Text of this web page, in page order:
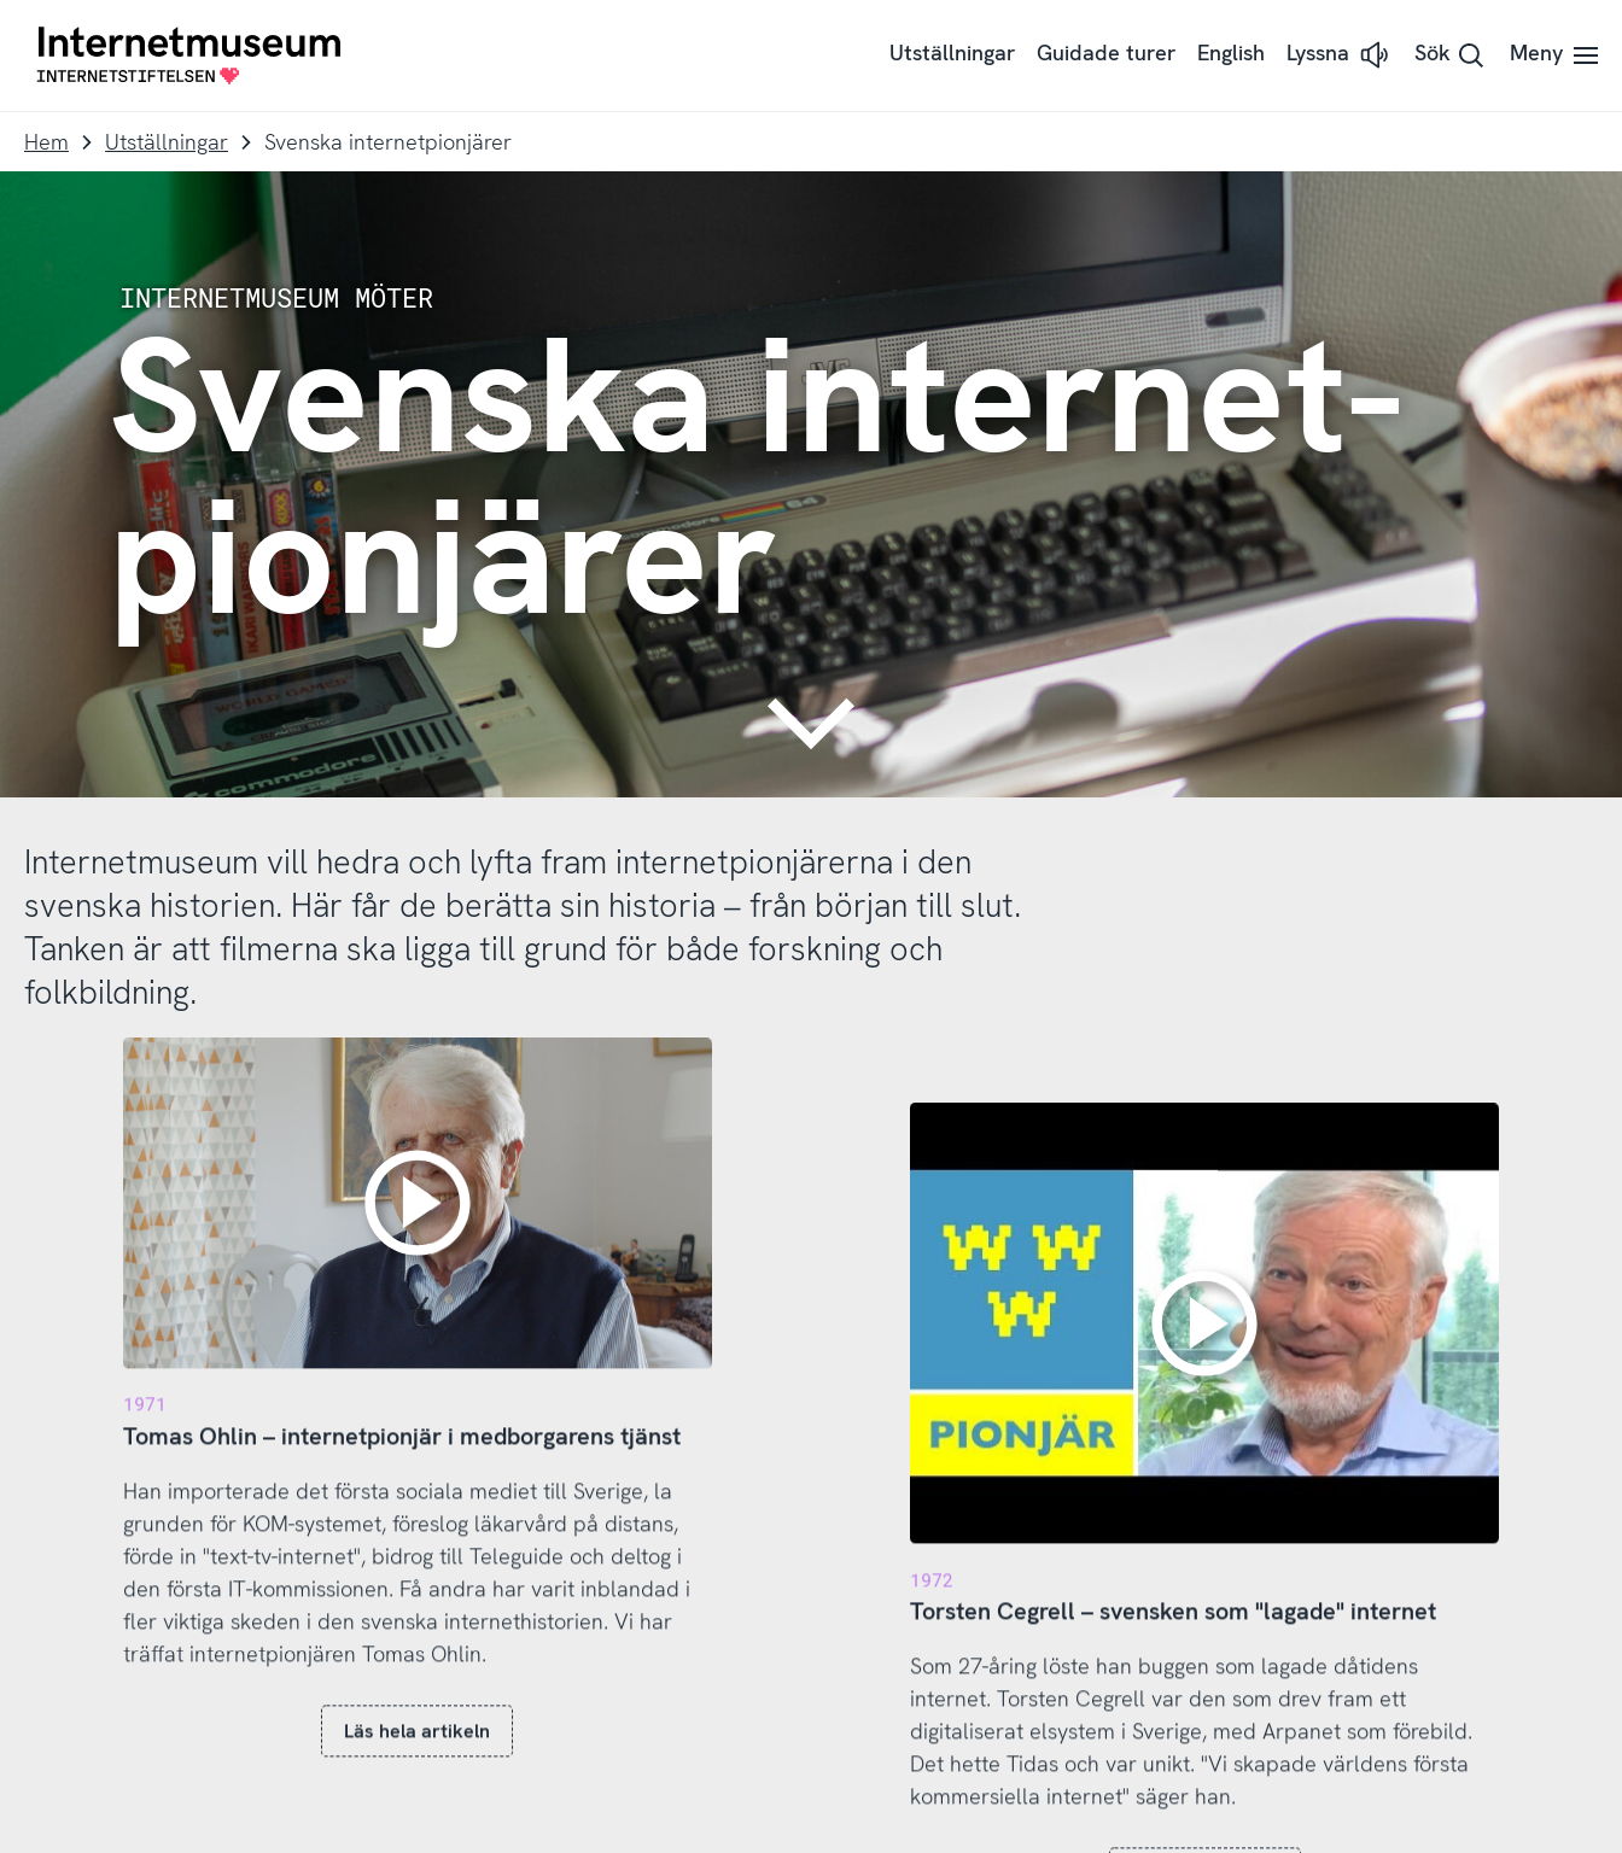
navigation
innehållet
Till
Utställningar Guidade turer English Lyssna
Lyssna
ReadSpeaker
Sök Meny
Hem Utställningar Svenska internetpionjärer
Svenska internet-
pionjärer
Continue
Internetmuseum vill hedra och lyfta fram internetpionjärerna i den
svenska historien. Här får de berätta sin historia – från början till slut.
Tanken är att filmerna ska ligga till grund för både forskning och
folkbildning.
1971
Tomas Ohlin – internetpionjär i medborgarens tjänst
Han importerade det första sociala mediet till Sverige, la
grunden för KOM-systemet, föreslog läkarvård på distans,
förde in "text-tv-internet", bidrog till Teleguide och deltog i
den första IT-kommissionen. Få andra har varit inblandad i
fler viktiga skeden i den svenska internethistorien. Vi har
träffat internetpionjären Tomas Ohlin.
Läs hela artikeln
1972
Torsten Cegrell – svensken som "lagade" internet
Som 27-åring löste han buggen som lagade dåtidens
internet. Torsten Cegrell var den som drev fram ett
digitaliserat elsystem i Sverige, med Arpanet som förebild.
Det hette Tidas och var unikt. "Vi skapade världens första
kommersiella internet" säger han.